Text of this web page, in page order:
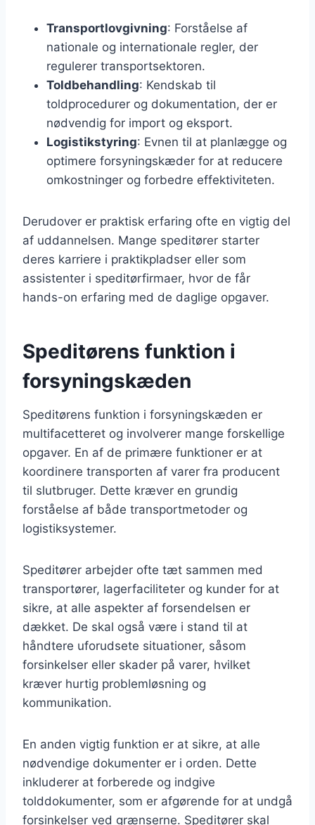
Transportlovgivning: Forståelse af
nationale og internationale regler, der
regulerer transportsektoren.
Toldbehandling: Kendskab til
toldprocedurer og dokumentation, der er
nødvendig for import og eksport.
Logistikstyring: Evnen til at planlægge og
optimere forsyningskæder for at reducere
omkostninger og forbedre effektiviteten.
Derudover er praktisk erfaring ofte en vigtig del
af uddannelsen. Mange speditører starter
deres karriere i praktikpladser eller som
assistenter i speditørfirmaer, hvor de får
hands-on erfaring med de daglige opgaver.
Speditørens funktion i
forsyningskæden
Speditørens funktion i forsyningskæden er
multifacetteret og involverer mange forskellige
opgaver. En af de primære funktioner er at
koordinere transporten af varer fra producent
til slutbruger. Dette kræver en grundig
forståelse af både transportmetoder og
logistiksystemer.
Speditører arbejder ofte tæt sammen med
transportører, lagerfaciliteter og kunder for at
sikre, at alle aspekter af forsendelsen er
dækket. De skal også være i stand til at
håndtere uforudsete situationer, såsom
forsinkelser eller skader på varer, hvilket
kræver hurtig problemløsning og
kommunikation.
En anden vigtig funktion er at sikre, at alle
nødvendige dokumenter er i orden. Dette
inkluderer at forberede og indgive
tolddokumenter, som er afgørende for at undgå
forsinkelser ved grænserne. Speditører skal